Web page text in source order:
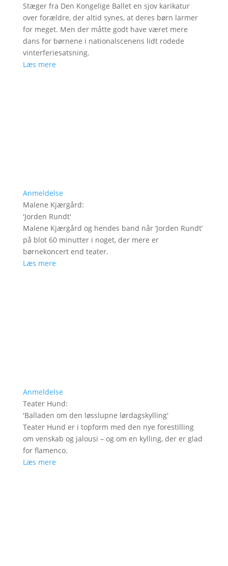
Stæger fra Den Kongelige Ballet en sjov karikatur
over forældre, der altid synes, at deres børn larmer
for meget. Men der måtte godt have været mere
dans for børnene i nationalscenens lidt rodede
vinterferiesatsning.
Læs mere
Anmeldelse
Malene Kjærgård:
'Jorden Rundt'
Malene Kjærgård og hendes band når ’Jorden Rundt’
på blot 60 minutter i noget, der mere er
børnekoncert end teater.
Læs mere
Anmeldelse
Teater Hund:
'Balladen om den løsslupne lørdagskylling'
Teater Hund er i topform med den nye forestilling
om venskab og jalousi – og om en kylling, der er glad
for flamenco.
Læs mere